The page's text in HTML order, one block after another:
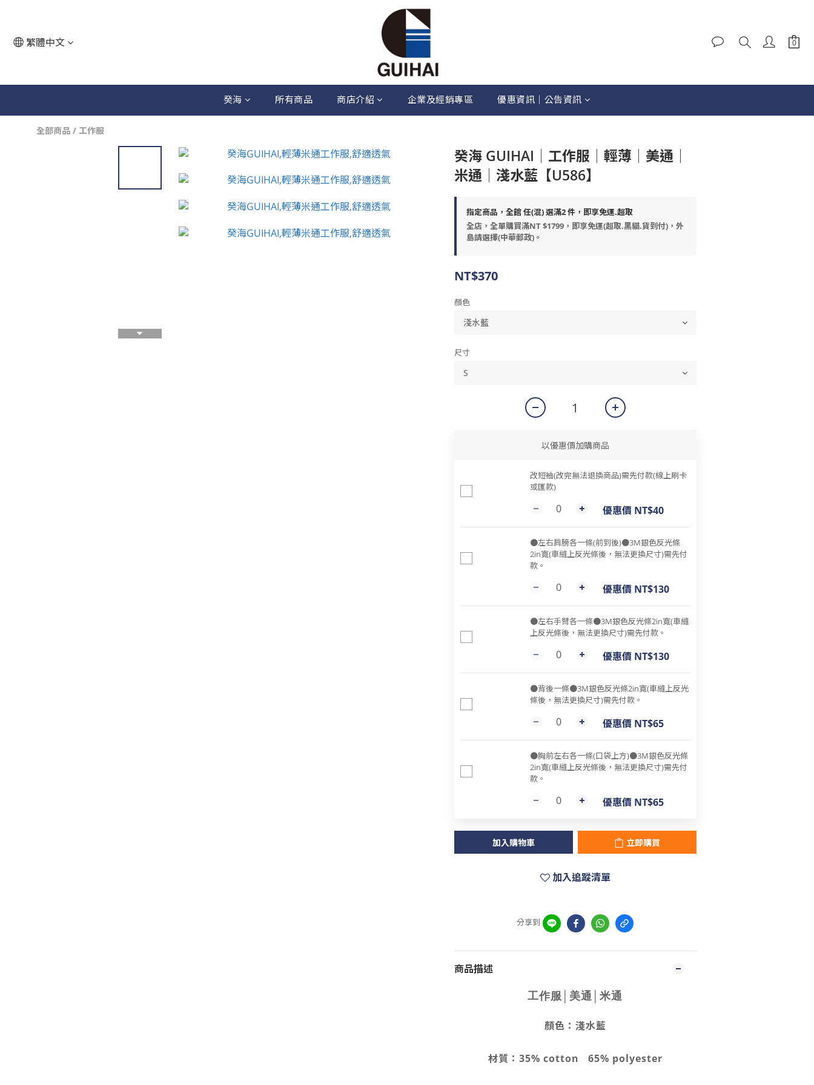
繁體中文
癸海 所有商品 商店介紹 企業及經銷專區 優惠資訊│公告資訊
全部商品 / 工作服
癸海 GUIHAI│工作服│輕薄│美通│
米通│淺水藍【U586】
指定商品，全館 任(混) 選滿2 件，即享免運.超取
全店，全單購買滿NT $1799，即享免運(超取.黑貓.貨到付)，外
島請選擇(中華郵政)。
NT$370
顏色
尺寸
以優惠價加購商品
改短袖(改完無法退換商品)需先付款(線上刷卡
或匯款)
優惠價 NT$40
●左右肩膀各一條(前到後)●3M銀色反光條
2in寬(車縫上反光條後，無法更換尺寸)需先付
款。
優惠價 NT$130
●左右手臂各一條●3M銀色反光條2in寬(車縫
上反光條後，無法更換尺寸)需先付款。
優惠價 NT$130
●背後一條●3M銀色反光條2in寬(車縫上反光
條後，無法更換尺寸)需先付款。
優惠價 NT$65
●胸前左右各一條(口袋上方)●3M銀色反光條
2in寬(車縫上反光條後，無法更換尺寸)需先付
款。
優惠價 NT$65
加入購物車 立即購買
加入追蹤清單
分享到
商品描述
工作服│美通│米通
顏色：淺水藍
材質：35% cotton 65% polyester